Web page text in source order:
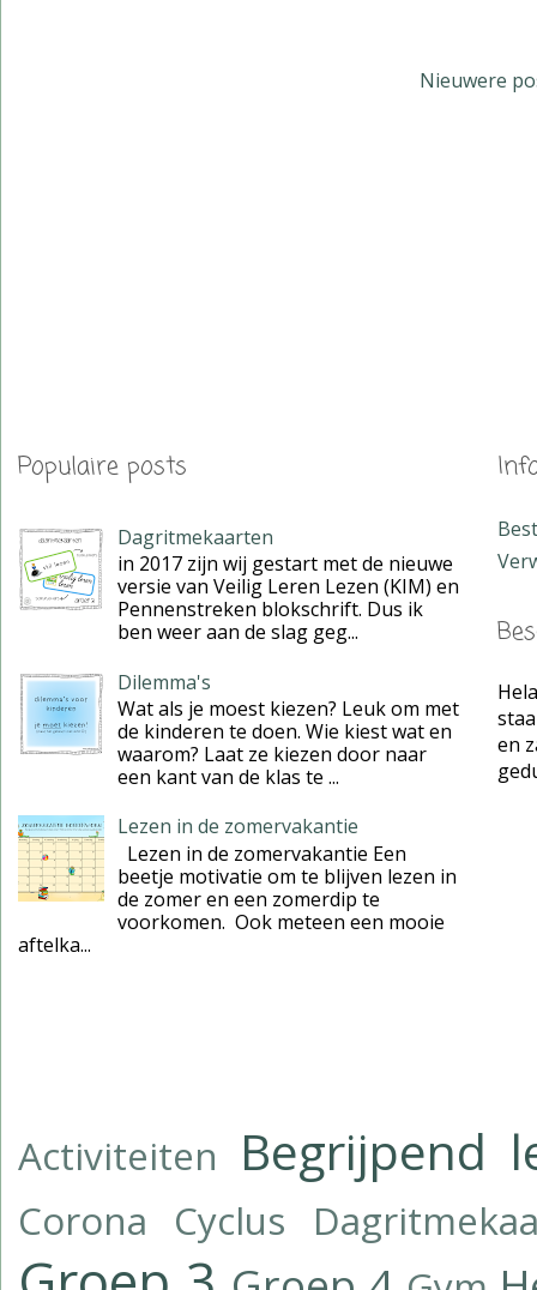
Nieuwere
Populaire posts
Dagritmekaarten
in 2017 zijn wij gestart met de nieuwe
versie van Veilig Leren Lezen (KIM) en
Pennenstreken blokschrift. Dus ik
ben weer aan de slag geg...
Dilemma's
Wat als je moest kiezen? Leuk om met
de kinderen te doen. Wie kiest wat en
waarom? Laat ze kiezen door naar
een kant van de klas te ...
Lezen in de zomervakantie
Lezen in de zomervakantie Een
beetje motivatie om te blijven lezen in
de zomer en een zomerdip te
voorkomen. Ook meteen een mooie
aftelka...
en
Activiteiten Begrijpend
Corona Cyclus